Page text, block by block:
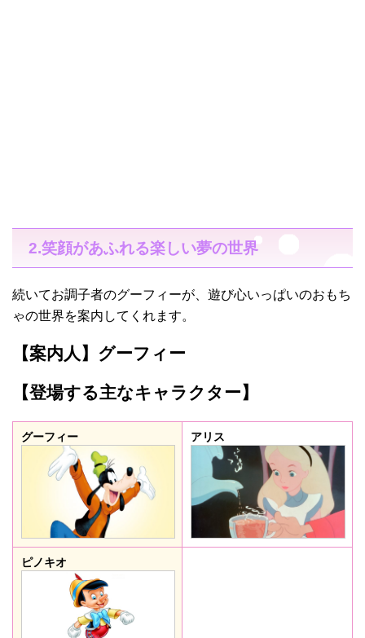
2.笑顔があふれる楽しい夢の世界
続いてお調子者のグーフィーが、遊び心いっぱいのおもち
ゃの世界を案内してくれます。
【案内人】グーフィー
【登場する主なキャラクター】
グーフィー アリス
ピノキオ